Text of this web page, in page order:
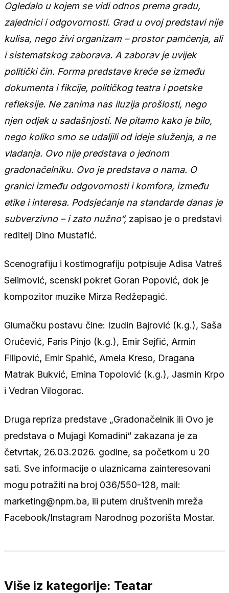
Ogledalo u kojem se vidi odnos prema gradu,
zajednici i odgovornosti. Grad u ovoj predstavi nije
kulisa, nego živi organizam – prostor pamćenja, ali
i sistematskog zaborava. A zaborav je uvijek
politički čin. Forma predstave kreće se između
dokumenta i fikcije, političkog teatra i poetske
refleksije. Ne zanima nas iluzija prošlosti, nego
njen odjek u sadašnjosti. Ne pitamo kako je bilo,
nego koliko smo se udaljili od ideje služenja, a ne
vladanja. Ovo nije predstava o jednom
gradonačelniku. Ovo je predstava o nama. O
granici između odgovornosti i komfora, između
etike i interesa. Podsjećanje na standarde danas je
subverzivno – i zato nužno“, zapisao je o predstavi
reditelj Dino Mustafić.
Scenografiju i kostimografiju potpisuje Adisa Vatreš
Selimović, scenski pokret Goran Popović, dok je
kompozitor muzike Mirza Redžepagić.
Glumačku postavu čine: Izudin Bajrović (k.g.), Saša
Oručević, Faris Pinjo (k.g.), Emir Sejfić, Armin
Filipović, Emir Spahić, Amela Kreso, Dragana
Matrak Bukvić, Emina Topolović (k.g.), Jasmin Krpo
i Vedran Vilogorac.
Druga repriza predstave „Gradonačelnik ili Ovo je
predstava o Mujagi Komadini“ zakazana je za
četvrtak, 26.03.2026. godine, sa početkom u 20
sati. Sve informacije o ulaznicama zainteresovani
mogu potražiti na broj 036/550-128, mail:
marketing@npm.ba, ili putem društvenih mreža
Facebook/Instagram Narodnog pozorišta Mostar.
Više iz kategorije: Teatar